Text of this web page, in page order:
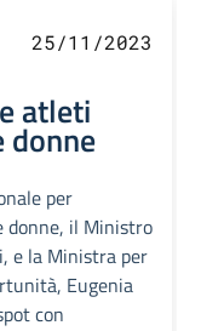
25/11/2023
atleti
donne
per
donne, il Ministro
e la Ministra per
Eugenia
con